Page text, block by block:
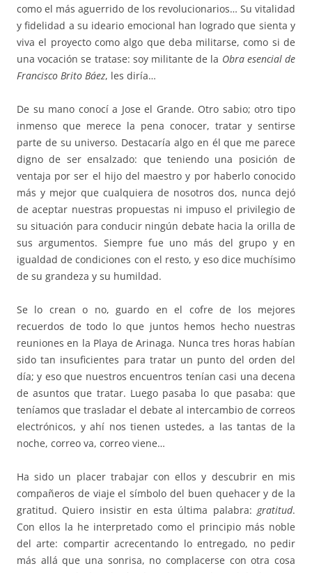
como el más aguerrido de los revolucionarios… Su vitalidad
y fidelidad a su ideario emocional han logrado que sienta y
viva el proyecto como algo que deba militarse, como si de
una vocación se tratase: soy militante de la Obra esencial de
Francisco Brito Báez, les diría…
De su mano conocí a Jose el Grande. Otro sabio; otro tipo
inmenso que merece la pena conocer, tratar y sentirse
parte de su universo. Destacaría algo en él que me parece
digno de ser ensalzado: que teniendo una posición de
ventaja por ser el hijo del maestro y por haberlo conocido
más y mejor que cualquiera de nosotros dos, nunca dejó
de aceptar nuestras propuestas ni impuso el privilegio de
su situación para conducir ningún debate hacia la orilla de
sus argumentos. Siempre fue uno más del grupo y en
igualdad de condiciones con el resto, y eso dice muchísimo
de su grandeza y su humildad.
Se lo crean o no, guardo en el cofre de los mejores
recuerdos de todo lo que juntos hemos hecho nuestras
reuniones en la Playa de Arinaga. Nunca tres horas habían
sido tan insuficientes para tratar un punto del orden del
día; y eso que nuestros encuentros tenían casi una decena
de asuntos que tratar. Luego pasaba lo que pasaba: que
teníamos que trasladar el debate al intercambio de correos
electrónicos, y ahí nos tienen ustedes, a las tantas de la
noche, correo va, correo viene…
Ha sido un placer trabajar con ellos y descubrir en mis
compañeros de viaje el símbolo del buen quehacer y de la
gratitud. Quiero insistir en esta última palabra: gratitud.
Con ellos la he interpretado como el principio más noble
del arte: compartir acrecentando lo entregado, no pedir
más allá que una sonrisa, no complacerse con otra cosa